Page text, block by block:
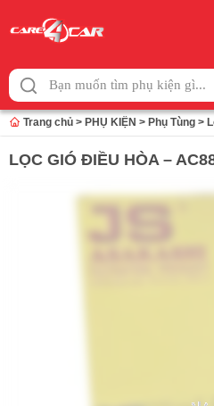
to
content
Trang chủ > PHỤ KIỆN > Phụ Tùng >
LỌC GIÓ ĐIỀU HÒA –